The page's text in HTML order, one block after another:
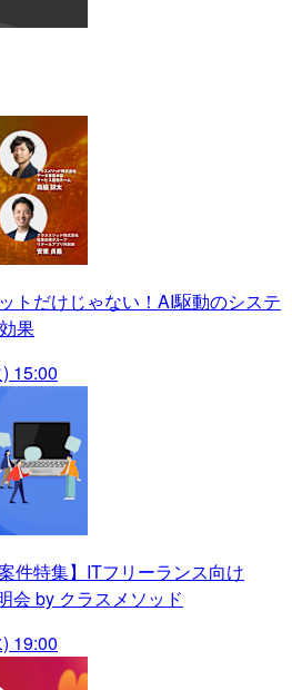
トだけじゃない！AI駆動のシステ
果
15:00
件特集】ITフリーランス向け
会 by クラスメソッド
19:00